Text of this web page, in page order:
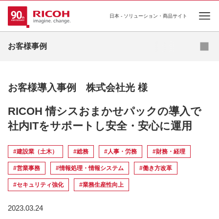
日本 - ソリューション・商品サイト
お客様事例
お客様導入事例 株式会社光 様
RICOH 情シスおまかせパックの導入で
社内ITをサポートし安全・安心に運用
#建設業（土木） #総務 #人事・労務 #財務・経理
#営業事務 #情報処理・情報システム #働き方改革
#セキュリティ強化 #業務生産性向上
2023.03.24